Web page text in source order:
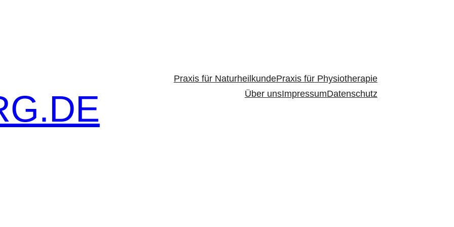
Praxis für NaturheilkundePraxis für Physiotherapie
Über unsImpressumDatenschutz